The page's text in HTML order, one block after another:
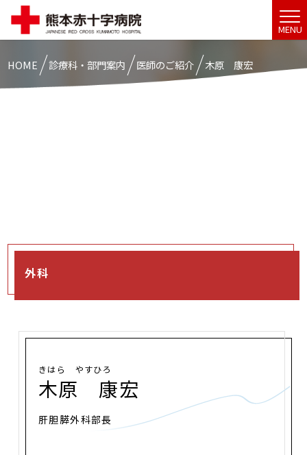
MENU
HOME 診療科・部門案内 医師のご紹介 木原 康宏
外科
きはら やすひろ
木原 康宏
肝胆膵外科部長